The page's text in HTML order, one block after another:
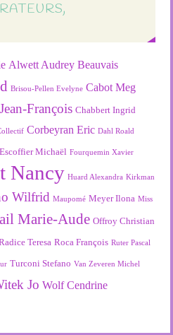
Alwett Audrey Beauvais
Brisou-Pellen Evelyne Cabot Meg
François Chabbert Ingrid
Corbeyran Eric Dahl Roald
Escoffier Michaël Fourquemin Xavier
Nancy Huard Alexandra Kirkman
Wilfrid Maupomé Meyer Ilona Miss
Marie-Aude Offroy Christian
Teresa Roca François Ruter Pascal
Turconi Stefano Van Zeveren Michel
Jo Wolf Cendrine